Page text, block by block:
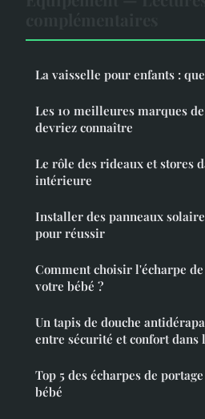
La vaisselle pour enfants :
Les 10 meilleures marques
devriez connaître
Le rôle des rideaux et stores
intérieure
Installer des panneaux
pour réussir
Comment choisir l'écharpe
votre bébé ?
Un tapis de douche
entre sécurité et confort dans
Top 5 des écharpes de
bébé